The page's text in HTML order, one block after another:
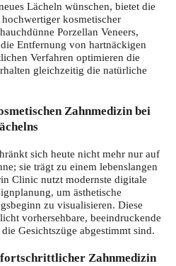
Lächeln wünschen, bietet die
kosmetischer
Porzellan Veneers,
Entfernung von hartnäckigen
Verfahren optimieren die
gleichzeitig die natürliche
Zahnmedizin bei
sich heute nicht mehr nur auf
sie trägt zu einem lebenslangen
Clinic nutzt modernste digitale
um ästhetische
zu visualisieren. Diese
vorhersehbare, beeindruckende
Gesichtszüge abgestimmt sind.
fortschrittlicher Zahnmedizin